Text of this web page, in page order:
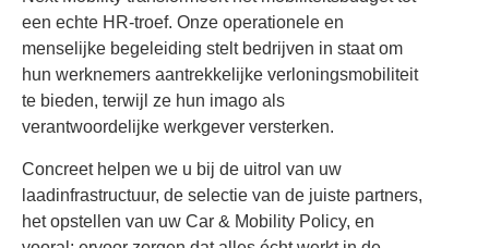
een echte HR-troef. Onze operationele en
menselijke begeleiding stelt bedrijven in staat om
hun werknemers aantrekkelijke verloningsmobiliteit
te bieden, terwijl ze hun imago als
verantwoordelijke werkgever versterken.
Concreet helpen we u bij de uitrol van uw
laadinfrastructuur, de selectie van de juiste partners,
het opstellen van uw Car & Mobility Policy, en